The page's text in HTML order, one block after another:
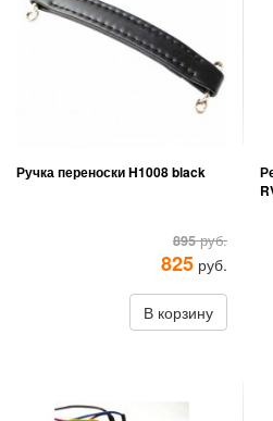
Ручка переноски H1008 black
895руб.
825 руб.
В корзину